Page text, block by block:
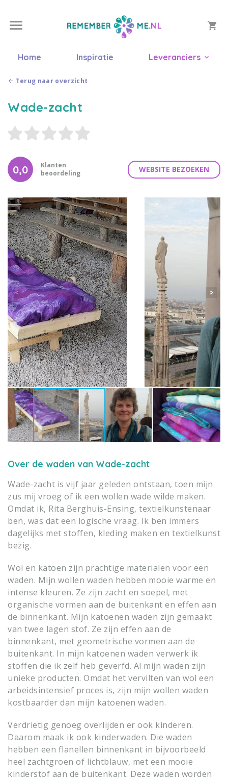
Home Inspiratie Leveranciers
Terug naar overzicht
Wade-zacht
Klanten
beoordeling
0,0 WEBSITE BEZOEKEN
Over de waden van Wade-zacht
Wade-zacht is vijf jaar geleden ontstaan, toen mijn
zus mij vroeg of ik een wollen wade wilde maken.
Omdat ik, Rita Berghuis-Ensing, textielkunstenaar
ben, was dat een logische vraag. Ik ben immers
dagelijks met stoffen, kleding maken en textielkunst
bezig.
Wol en katoen zijn prachtige materialen voor een
waden. Mijn wollen waden hebben mooie warme en
intense kleuren. Ze zijn zacht en soepel, met
organische vormen aan de buitenkant en effen aan
de binnenkant. Mijn katoenen waden zijn gemaakt
van twee lagen stof. Ze zijn effen aan de
binnenkant, met geometrische vormen aan de
buitenkant. In mijn katoenen waden verwerk ik
stoffen die ik zelf heb geverfd. Al mijn waden zijn
unieke producten. Omdat het vervilten van wol een
arbeidsintensief proces is, zijn mijn wollen waden
kostbaarder dan mijn katoenen waden.
Verdrietig genoeg overlijden er ook kinderen.
Daarom maak ik ook kinderwaden. Die waden
hebben een flanellen binnenkant in bijvoorbeeld
heel zachtgroen of lichtblauw, met een mooie
kinderstof aan de buitenkant. Deze waden worden